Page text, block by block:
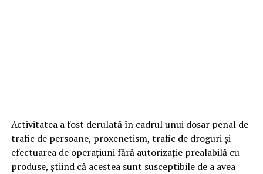
Activitatea a fost derulată în cadrul unui dosar penal de
trafic de persoane, proxenetism, trafic de droguri și
efectuarea de operațiuni fără autorizație prealabilă cu
produse, știind că acestea sunt susceptibile de a avea